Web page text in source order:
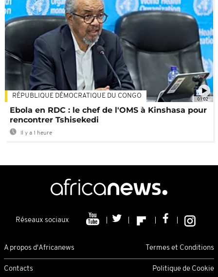
01:02
RÉPUBLIQUE DÉMOCRATIQUE DU CONGO
Ebola en RDC : le chef de l'OMS à Kinshasa pour
rencontrer Tshisekedi
Il y a 1 heure
Réseaux sociaux
A propos d'Africanews Termes et Conditions
Contacts Politique de Cookie